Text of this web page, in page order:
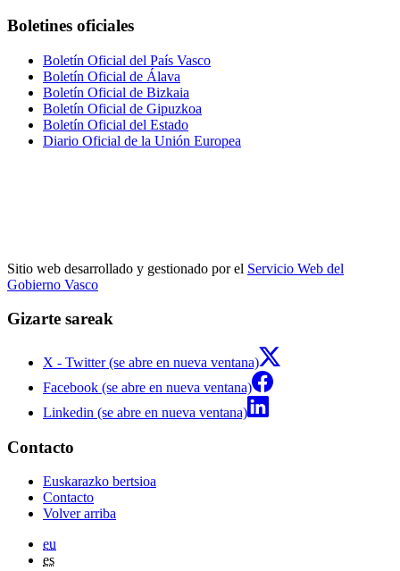
Boletines oficiales
Boletín Oficial del País Vasco
Boletín Oficial de Álava
Boletín Oficial de Bizkaia
Boletín Oficial de Gipuzkoa
Boletín Oficial del Estado
Diario Oficial de la Unión Europea
Sitio web desarrollado y gestionado por el Servicio Web del
Gobierno Vasco
Gizarte sareak
X - Twitter (se abre en nueva ventana)
Facebook (se abre en nueva ventana)
Linkedin (se abre en nueva ventana)
Contacto
Euskarazko bertsioa
Contacto
Volver arriba
eu
es